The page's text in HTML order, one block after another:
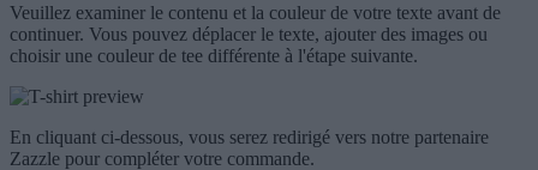
Veuillez examiner le contenu et la couleur de votre texte avant de
continuer. Vous pouvez déplacer le texte, ajouter des images ou
choisir une couleur de tee différente à l'étape suivante.
En cliquant ci-dessous, vous serez redirigé vers notre partenaire
Zazzle pour compléter votre commande.